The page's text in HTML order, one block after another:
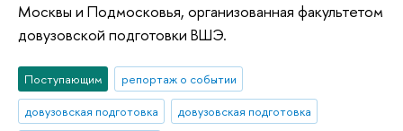
Москвы и Подмосковья, организованная факультетом
довузовской подготовки ВШЭ.
Поступающим
репортаж о событии
довузовская подготовка
довузовская подготовка